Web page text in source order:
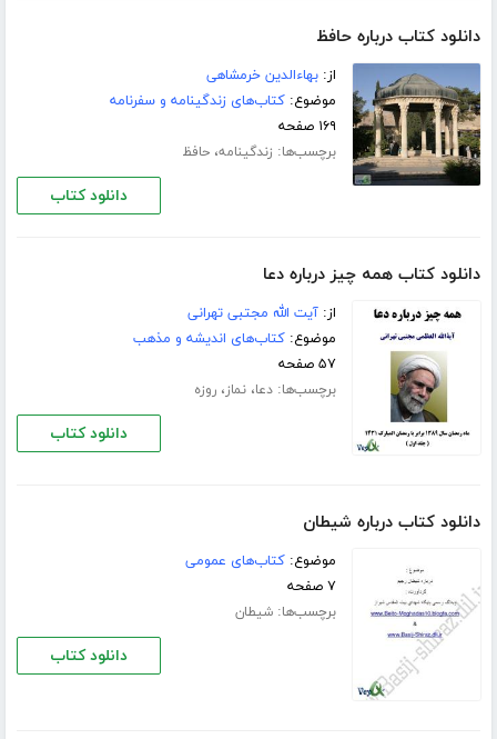
دانلود کتاب درباره حافظ
از:بهاءالدین خرمشاهی
موضوع:کتاب‌های زندگینامه و سفرنامه
۱۶۹ صفحه
برچسب‌ها: زندگینامه،حافظ
دانلود کتاب
دانلود کتاب همه چیز درباره دعا
از:آیت الله مجتبی تهرانی
موضوع:کتاب‌های اندیشه و مذهب
۵۷ صفحه
برچسب‌ها:دعا،نماز،روزه
دانلود کتاب
دانلود کتاب درباره شیطان
موضوع:کتاب‌های عمومی
۷ صفحه
برچسب‌ها:شیطان
دانلود کتاب